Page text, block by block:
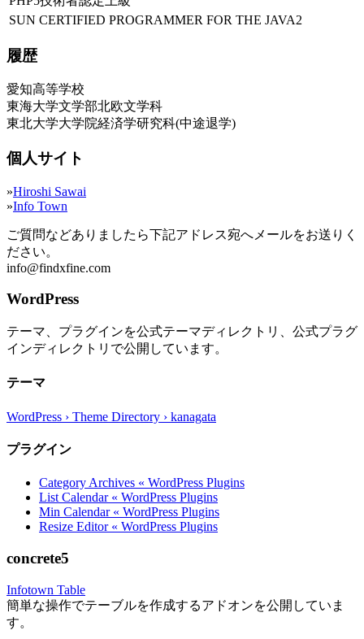
SUN CERTIFIED PROGRAMMER FOR THE JAVA2
履歴
愛知高等学校
東海大学文学部北欧文学科
東北大学大学院経済学研究科(中途退学)
個人サイト
»Hiroshi Sawai
»Info Town
ご質問などありましたら下記アドレス宛へメールをお送りく
ださい。
info@findxfine.com
WordPress
テーマ、プラグインを公式テーマディレクトリ、公式プラグ
インディレクトリで公開しています。
テーマ
WordPress › Theme Directory › kanagata
プラグイン
Category Archives « WordPress Plugins
List Calendar « WordPress Plugins
Min Calendar « WordPress Plugins
Resize Editor « WordPress Plugins
concrete5
Infotown Table
簡単な操作でテーブルを作成するアドオンを公開していま
す。